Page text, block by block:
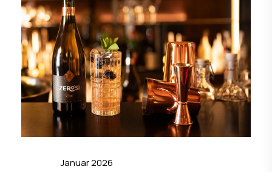
Januar 2026